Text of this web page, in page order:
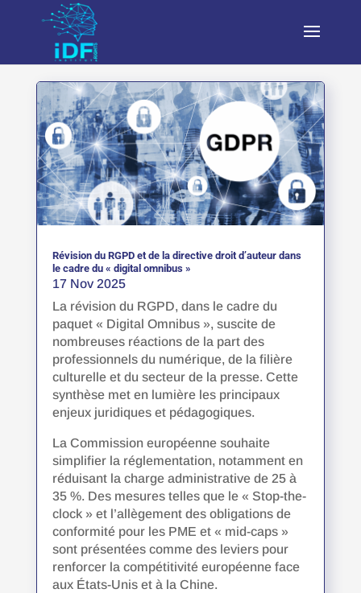
Révision du RGPD et de la directive droit d’auteur dans
le cadre du « digital omnibus »
17 Nov 2025
La révision du RGPD, dans le cadre du
paquet « Digital Omnibus », suscite de
nombreuses réactions de la part des
professionnels du numérique, de la filière
culturelle et du secteur de la presse. Cette
synthèse met en lumière les principaux
enjeux juridiques et pédagogiques.
La Commission européenne souhaite
simplifier la réglementation, notamment en
réduisant la charge administrative de 25 à
35 %. Des mesures telles que le « Stop-the-
clock » et l’allègement des obligations de
conformité pour les PME et « mid-caps »
sont présentées comme des leviers pour
renforcer la compétitivité européenne face
aux États-Unis et à la Chine.